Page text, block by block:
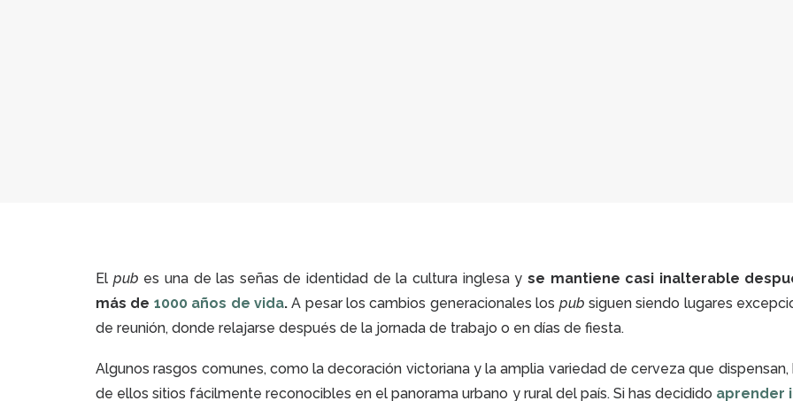
El pub es una de las señas de identidad de la cultura inglesa y se mantiene casi inalterable
más de 1000 años de vida.A pesar los cambios generacionales los pub siguen siendo lugares
de reunión, donde relajarse después de la jornada de trabajo o en días de fiesta.
Algunos rasgos comunes, como la decoración victoriana y la amplia variedad de cerveza que dispensan,
de ellos sitios fácilmente reconocibles en el panorama urbano y rural del país. Si has decidido aprender